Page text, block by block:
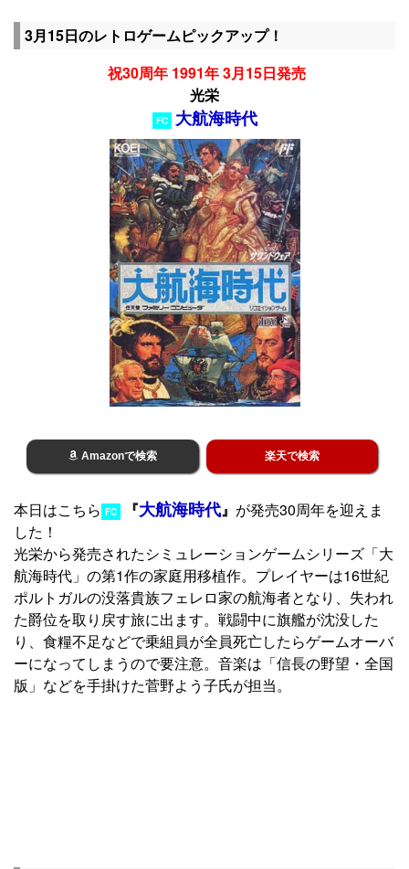
3月15日のレトロゲームピックアップ！
祝30周年 1991年 3月15日発売
光栄
FC 大航海時代
Amazonで検索 楽天で検索
本日はこちら FC 『大航海時代』 が発売30周年を迎えま
した！
光栄から発売されたシミュレーションゲームシリーズ「大
航海時代」の第1作の家庭用移植作。プレイヤーは16世紀
ポルトガルの没落貴族フェレロ家の航海者となり、失われ
た爵位を取り戻す旅に出ます。戦闘中に旗艦が沈没した
り、食糧不足などで乗組員が全員死亡したらゲームオーバ
ーになってしまうので要注意。音楽は「信長の野望・全国
版」などを手掛けた菅野よう子氏が担当。